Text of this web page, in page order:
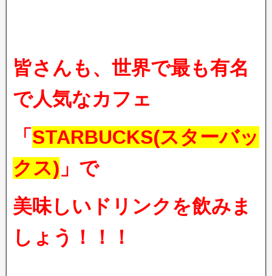
皆さんも、世界で最も有名
で人気なカフェ
「 STARBUCKS(スターバッ
クス) 」で
美味しいドリンクを飲みま
しょう！！！